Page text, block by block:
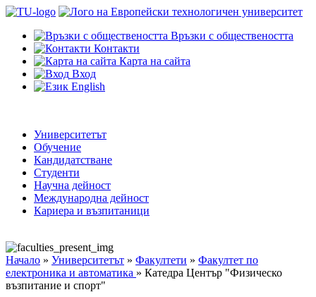
Връзки с обществеността
Контакти
Карта на сайта
Вход
English
Университетът
Обучение
Кандидатстване
Студенти
Научна дейност
Международна дейност
Кариера и възпитаници
Начало » Университетът » Факултети » Факултет по
електроника и автоматика » Катедра Център "Физическо
възпитание и спорт"